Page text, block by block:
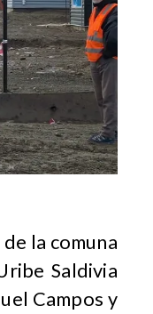
la comuna
Saldivia
Campos y